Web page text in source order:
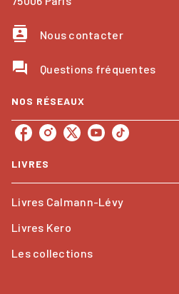
contacts Nous contacter
question_answer Questions fréquentes
NOS RÉSEAUX
LIVRES
Livres Calmann-Lévy
Livres Kero
Les collections